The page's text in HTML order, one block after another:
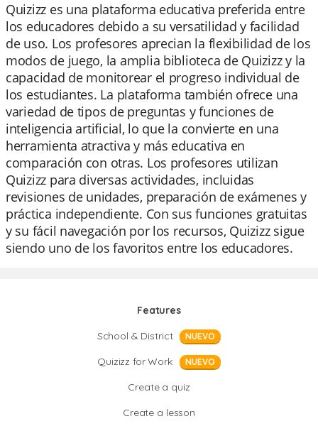
Quizizz es una plataforma educativa preferida entre
los educadores debido a su versatilidad y facilidad
de uso. Los profesores aprecian la flexibilidad de los
modos de juego, la amplia biblioteca de Quizizz y la
capacidad de monitorear el progreso individual de
los estudiantes. La plataforma también ofrece una
variedad de tipos de preguntas y funciones de
inteligencia artificial, lo que la convierte en una
herramienta atractiva y más educativa en
comparación con otras. Los profesores utilizan
Quizizz para diversas actividades, incluidas
revisiones de unidades, preparación de exámenes y
práctica independiente. Con sus funciones gratuitas
y su fácil navegación por los recursos, Quizizz sigue
siendo uno de los favoritos entre los educadores.
Features
School & District
NUEVO
Quizizz for Work NUEVO
Create a quiz
Create a lesson